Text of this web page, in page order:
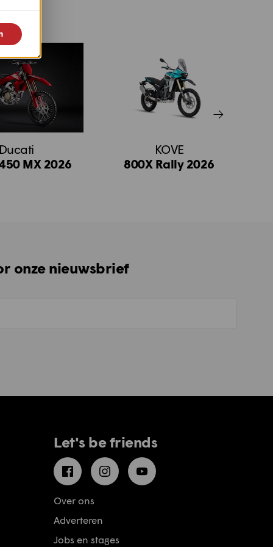
Ducati
MX 2026
KOVE
800X Rally 2026
onze nieuwsbrief
Let's be friends
FacebookInstagramYouTube
Over ons
Adverteren
Jobs en stages